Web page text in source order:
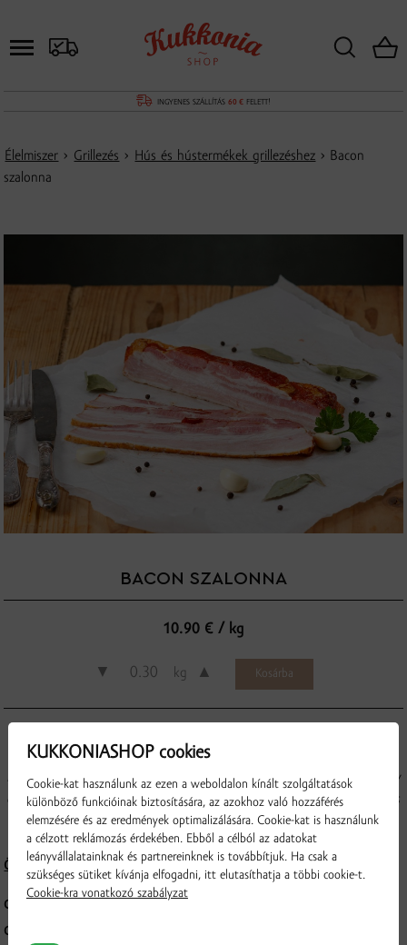
INGYENES SZÁLLÍTÁS 60 € FELETT!
Élelmiszer › Grillezés › Hús és hústermékek grillezéshez › Bacon
szalonna
BACON SZALONNA
10.90 € / kg
▼ kg ▲
Ízletes sertésszalonna, melynek húsa garantáltan saját tenyésztésből vagy
csallóközi gazdaságokból származik. 100 g késztermékhez 105 g csont és
bőr nélküli sertésoldalast használnak fel.
Összetétel és tápérték
CSOMAGOLÁS:
GYÁRTÓ:
KUKKONIASHOP cookies
Cookie-kat használunk az ezen a weboldalon kínált szolgáltatások
különböző funkcióinak biztosítására, az azokhoz való hozzáférés
elemzésére és az eredmények optimalizálására. Cookie-kat is használunk
a célzott reklámozás érdekében. Ebből a célból az adatokat
leányvállalatainknak és partnereinknek is továbbítjuk. Ha csak a
szükséges sütiket kívánja elfogadni, itt elutasíthatja a többi cookie-t.
Cookie-kra vonatkozó szabályzat